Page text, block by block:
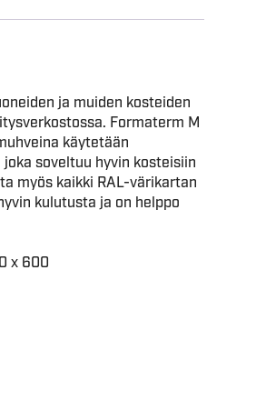
ja muiden kosteiden
Formaterm M
käytetään
soveltuu hyvin kosteisiin
myös kaikki RAL-värikartan
kulutusta ja on helppo
x 600